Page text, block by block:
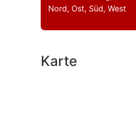
Nord, Ost, Süd, West
Karte